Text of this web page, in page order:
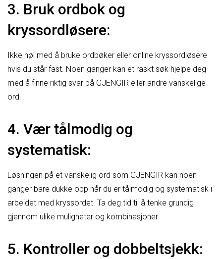
3. Bruk ordbok og
kryssordløsere:
Ikke nøl med å bruke ordbøker eller online kryssordløsere
hvis du står fast. Noen ganger kan et raskt søk hjelpe deg
med å finne riktig svar på GJENGIR eller andre vanskelige
ord.
4. Vær tålmodig og
systematisk:
Løsningen på et vanskelig ord som GJENGIR kan noen
ganger bare dukke opp når du er tålmodig og systematisk i
arbeidet med kryssordet. Ta deg tid til å tenke grundig
gjennom ulike muligheter og kombinasjoner.
5. Kontroller og dobbeltsjekk: